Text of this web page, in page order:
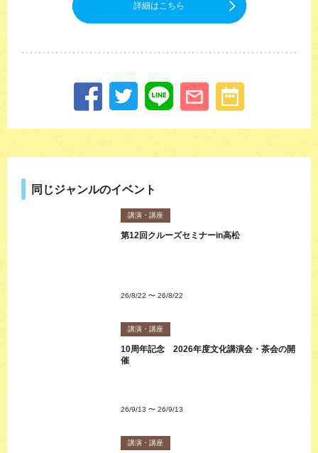
詳細はこちら
同じジャンルのイベント
講演・講座
第12回クルーズセミナーin高松
26/8/22 〜 26/8/22
講演・講座
10周年記念 2026年度文化講演会・茶会の開
催
26/9/13 〜 26/9/13
講演・講座